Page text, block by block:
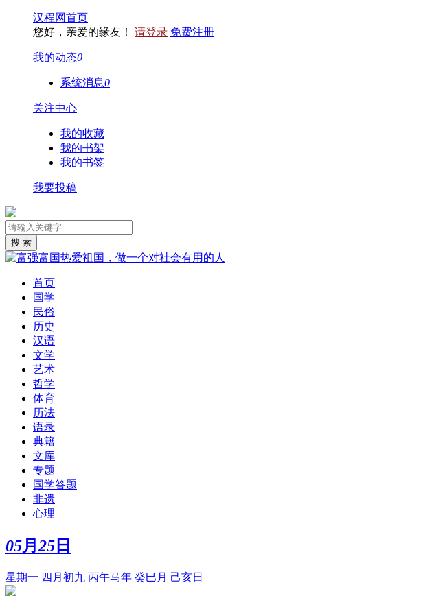
汉程网首页
您好，亲爱的缘友！ 请登录 免费注册
我的动态0
系统消息0
关注中心
我的收藏
我的书架
我的书签
我要投稿
首页
国学
民俗
历史
汉语
文学
艺术
哲学
体育
历法
语录
典籍
文库
专题
国学答题
非遗
心理
05月 25 日
星期一 四月初九 丙午马年 癸巳月 己亥日